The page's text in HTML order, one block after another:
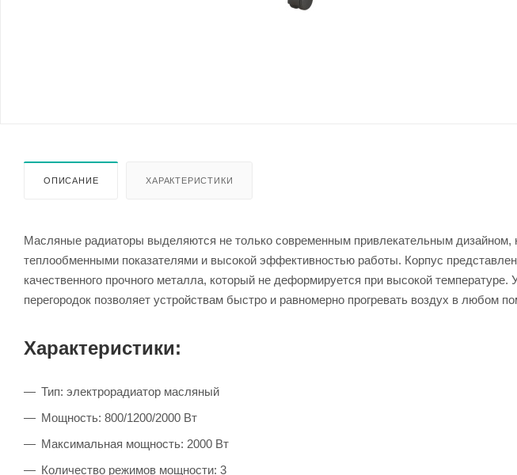
ОПИСАНИЕ ХАРАКТЕРИСТИКИ
Масляные радиаторы выделяются не только современным привлекательным дизайном,
теплообменными показателями и высокой эффективностью работы. Корпус
качественного прочного металла, который не деформируется при высокой
перегородок позволяет устройствам быстро и равномерно прогревать воздух в любом
Характеристики:
Тип: электрорадиатор масляный
Мощность: 800/1200/2000 Вт
Максимальная мощность: 2000 Вт
Количество режимов мощности: 3